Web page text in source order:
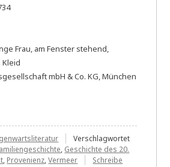
Frau, am Fenster stehend,
mbH & Co. KG, München
Verschlagwortet
, Geschichte des 20.
, Provenienz,Vermeer
Schreibe